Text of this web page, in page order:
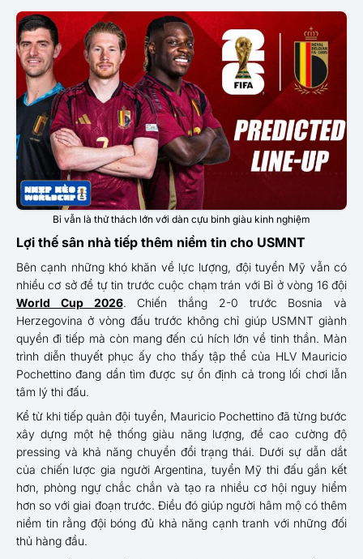
Bỉ vẫn là thử thách lớn với dàn cựu binh giàu kinh nghiệm
Lợi thế sân nhà tiếp thêm niềm tin cho USMNT
Bên cạnh những khó khăn về lực lượng, đội tuyển Mỹ vẫn có
nhiều cơ sở để tự tin trước cuộc chạm trán với Bỉ ở vòng 16 đội
World Cup 2026. Chiến thắng 2-0 trước Bosnia và
Herzegovina ở vòng đấu trước không chỉ giúp USMNT giành
quyền đi tiếp mà còn mang đến cú hích lớn về tinh thần. Màn
trình diễn thuyết phục ấy cho thấy tập thể của HLV Mauricio
Pochettino đang dần tìm được sự ổn định cả trong lối chơi lẫn
tâm lý thi đấu.
Kể từ khi tiếp quản đội tuyển, Mauricio Pochettino đã từng bước
xây dựng một hệ thống giàu năng lượng, đề cao cường độ
pressing và khả năng chuyển đổi trạng thái. Dưới sự dẫn dắt
của chiến lược gia người Argentina, tuyển Mỹ thi đấu gắn kết
hơn, phòng ngự chắc chắn và tạo ra nhiều cơ hội nguy hiểm
hơn so với giai đoạn trước. Điều đó giúp người hâm mộ có thêm
niềm tin rằng đội bóng đủ khả năng cạnh tranh với những đối
thủ hàng đầu.